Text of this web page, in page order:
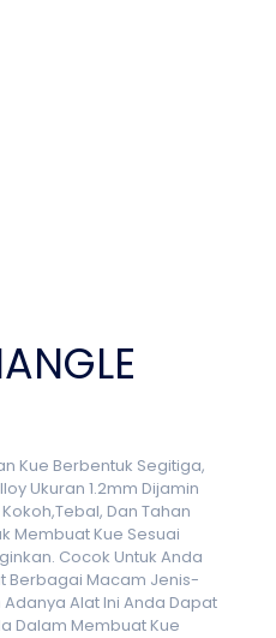
Kue Berbentuk Segitiga,
Ukuran 1.2mm Dijamin
Dan Tahan
Membuat Kue Sesuai
Cocok Untuk Anda
Berbagai Macam Jenis-
Adanya Alat Ini Anda Dapat
Dalam Membuat Kue